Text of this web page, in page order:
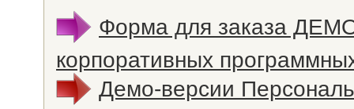
Форма для заказа
корпоративных
Демо-версии